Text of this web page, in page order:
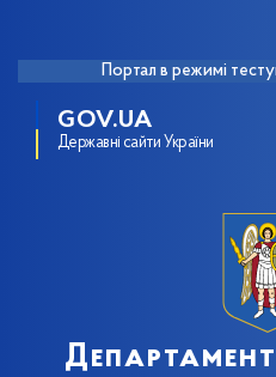
Портал в режимі
GOV.UA
Державні сайти України